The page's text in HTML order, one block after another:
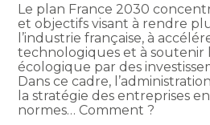
Le plan France 2030
et objectifs visant à rendre
l’industrie française, à
technologiques et à soutenir
écologique par des
Dans ce cadre,
la stratégie des entreprises
normes… Comment ?